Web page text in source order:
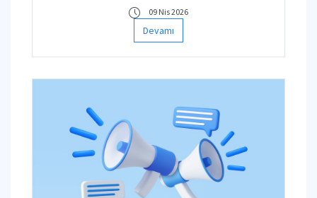
09 Nis 2026
Devamı